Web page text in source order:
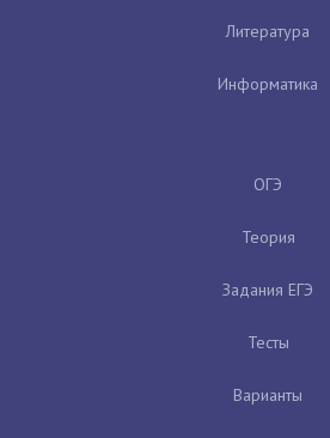
Литература
Информатика
ОГЭ
Теория
Задания ЕГЭ
Тесты
Варианты